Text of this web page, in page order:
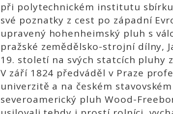
při polytechnickém institutu
své poznatky z cest po západní
upravený hohenheimský pluh s
pražské zemědělsko-strojní dílny,
19. století na svých statcích pluhy
V září 1824 předváděl v Praze
univerzitě a na českém
severoamerický pluh Wood-